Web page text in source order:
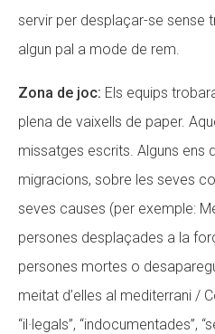
servir per desplaçar-se sense
algun pal a mode de rem.
Zona de joc: Els equips
plena de vaixells de paper.
missatges escrits. Alguns ens
migracions, sobre les seves
seves causes (per exemple:
persones desplaçades a la
persones mortes o
meitat d’elles al mediterrani /
“il·legals”, “indocumentades”,